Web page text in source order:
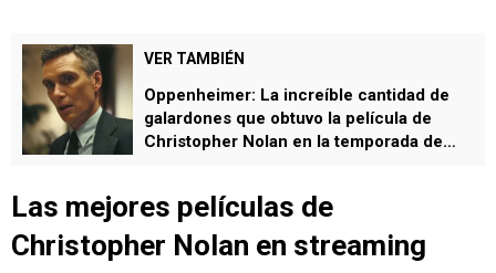
VER TAMBIÉN
Oppenheimer: La increíble cantidad de
galardones que obtuvo la película de
Christopher Nolan en la temporada de
Las mejores películas de
Christopher Nolan en streaming